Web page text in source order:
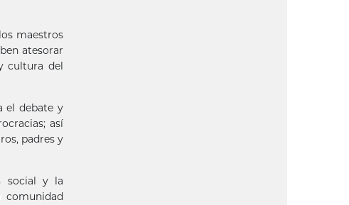
maestros
atesorar
cultura del
el debate y
así
padres y
social y la
comunidad